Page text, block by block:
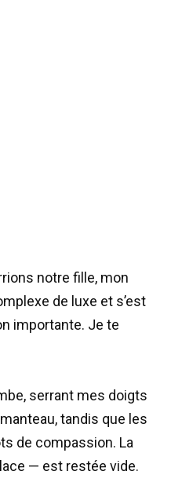
notre fille, mon
de luxe et s’est
importante. Je te
serrant mes doigts
tandis que les
de compassion. La
— est restée vide.